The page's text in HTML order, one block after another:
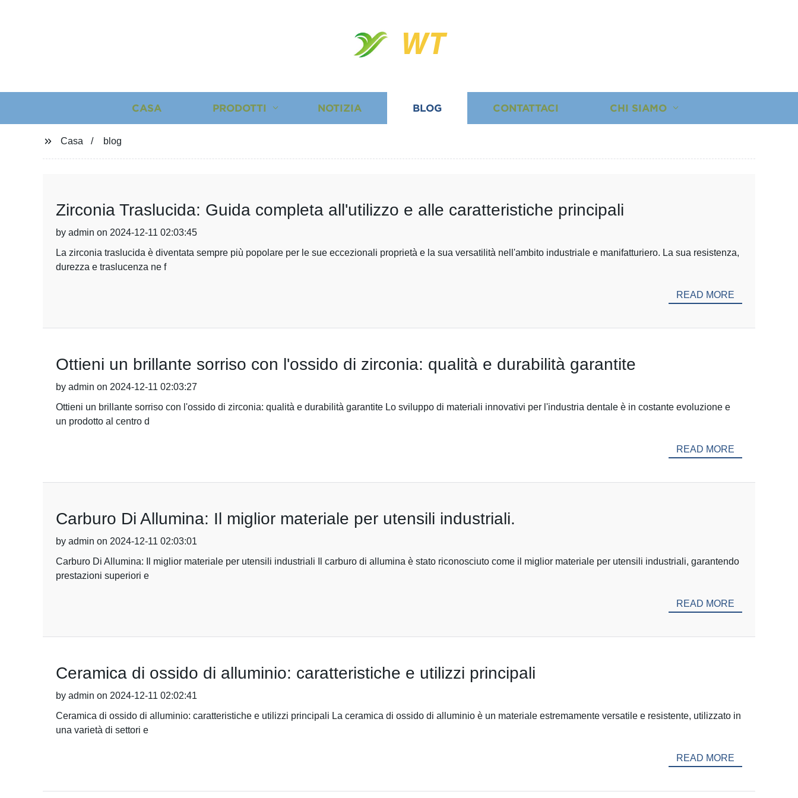
WT
CASA PRODOTTI NOTIZIA BLOG CONTATTACI CHI SIAMO
Casa blog
Zirconia Traslucida: Guida completa all'utilizzo e alle caratteristiche principali
by admin on 2024-12-11 02:03:45
La zirconia traslucida è diventata sempre più popolare per le sue eccezionali proprietà e la sua versatilità nell'ambito industriale e manifatturiero. La sua resistenza,
durezza e traslucenza ne f
READ MORE
Ottieni un brillante sorriso con l'ossido di zirconia: qualità e durabilità garantite
by admin on 2024-12-11 02:03:27
Ottieni un brillante sorriso con l'ossido di zirconia: qualità e durabilità garantite Lo sviluppo di materiali innovativi per l'industria dentale è in costante evoluzione e
un prodotto al centro d
READ MORE
Carburo Di Allumina: Il miglior materiale per utensili industriali.
by admin on 2024-12-11 02:03:01
Carburo Di Allumina: Il miglior materiale per utensili industriali Il carburo di allumina è stato riconosciuto come il miglior materiale per utensili industriali, garantendo
prestazioni superiori e
READ MORE
Ceramica di ossido di alluminio: caratteristiche e utilizzi principali
by admin on 2024-12-11 02:02:41
Ceramica di ossido di alluminio: caratteristiche e utilizzi principali La ceramica di ossido di alluminio è un materiale estremamente versatile e resistente, utilizzato in
una varietà di settori e
READ MORE